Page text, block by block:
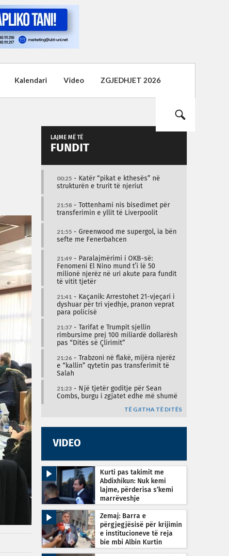
Kalendari Video ZGJEDHJET 2026
LAJME MË TË
FUNDIT
00:25 - Katër “pikat e kthesës” në
strukturën e trurit të njeriut
21:58 - Tottenhami nis bisedimet për
transferimin e yllit të Liverpoolit
21:55 - Greenwood me supergol, ia bën
sefte me Fenerbahcen
21:49 - Paralajmërimi i OKB-së:
Fenomeni El Nino mund t’i lë 50
milionë njerëz në uri akute para fundit
të vitit tjetër
21:41 - Kaçanik: Arrestohet 21-vjeçari i
dyshuar për tri vjedhje, pranon veprat
para policisë
21:37 - Tarifat e Trumpit sjellin
rimbursime prej 100 miliardë dollarësh
pas “Ditës së Çlirimit”
21:26 - Trabzoni në flakë, mijëra njerëz
e “kallin” qytetin pas transferimit të
Salah
21:23 - Një tjetër goditje për Sean
Combs, burgu i zgjatet edhe më shumë
TË GJITHA TË DITËS
VIDEO
Kurti pas takimit me
Abdixhikun: Nuk kemi
lajme, përderisa s’kemi
marrëveshje
Zemaj: Barra e
përgjegjësisë për krijimin
e institucioneve të reja
bie mbi Albin Kurtin